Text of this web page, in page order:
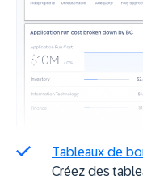
Tableaux de
Créez des